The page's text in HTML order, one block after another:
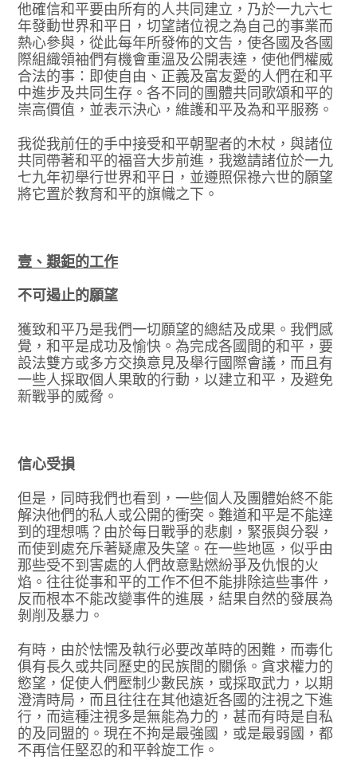
他確信和平要由所有的人共同建立，乃於一九六七
年發動世界和平日，切望諸位視之為自己的事業而
熱心參與，從此每年所發佈的文告，使各國及各國
際組織領袖們有機會重溫及公開表達，使他們權威
合法的事：即使自由、正義及富友愛的人們在和平
中進步及共同生存。各不同的團體共同歌頌和平的
崇高價值，並表示決心，維護和平及為和平服務。
我從我前任的手中接受和平朝聖者的木杖，與諸位
共同帶著和平的福音大步前進，我邀請諸位於一九
七九年初舉行世界和平日，並遵照保祿六世的願望
將它置於教育和平的旗幟之下。
壹、艱鉅的工作
不可遏止的願望
獲致和平乃是我們一切願望的總結及成果。我們感
覺，和平是成功及愉快。為完成各國間的和平，要
設法雙方或多方交換意見及舉行國際會議，而且有
一些人採取個人果敢的行動，以建立和平，及避免
新戰爭的威脅。
信心受損
但是，同時我們也看到，一些個人及團體始終不能
解決他們的私人或公開的衝突。難道和平是不能達
到的理想嗎？由於每日戰爭的悲劇，緊張與分裂，
而使到處充斥著疑慮及失望。在一些地區，似乎由
那些受不到害處的人們故意點燃紛爭及仇恨的火
焰。往往從事和平的工作不但不能排除這些事件，
反而根本不能改變事件的進展，結果自然的發展為
剝削及暴力。
有時，由於怯懦及執行必要改革時的困難，而毒化
俱有長久或共同歷史的民族間的關係。貪求權力的
慾望，促使人們壓制少數民族，或採取武力，以期
澄清時局，而且往往在其他遠近各國的注視之下進
行，而這種注視多是無能為力的，甚而有時是自私
的及同盟的。現在不拘是最強國，或是最弱國，都
不再信任堅忍的和平斡旋工作。